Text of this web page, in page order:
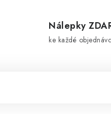
Nálepky
ke každé